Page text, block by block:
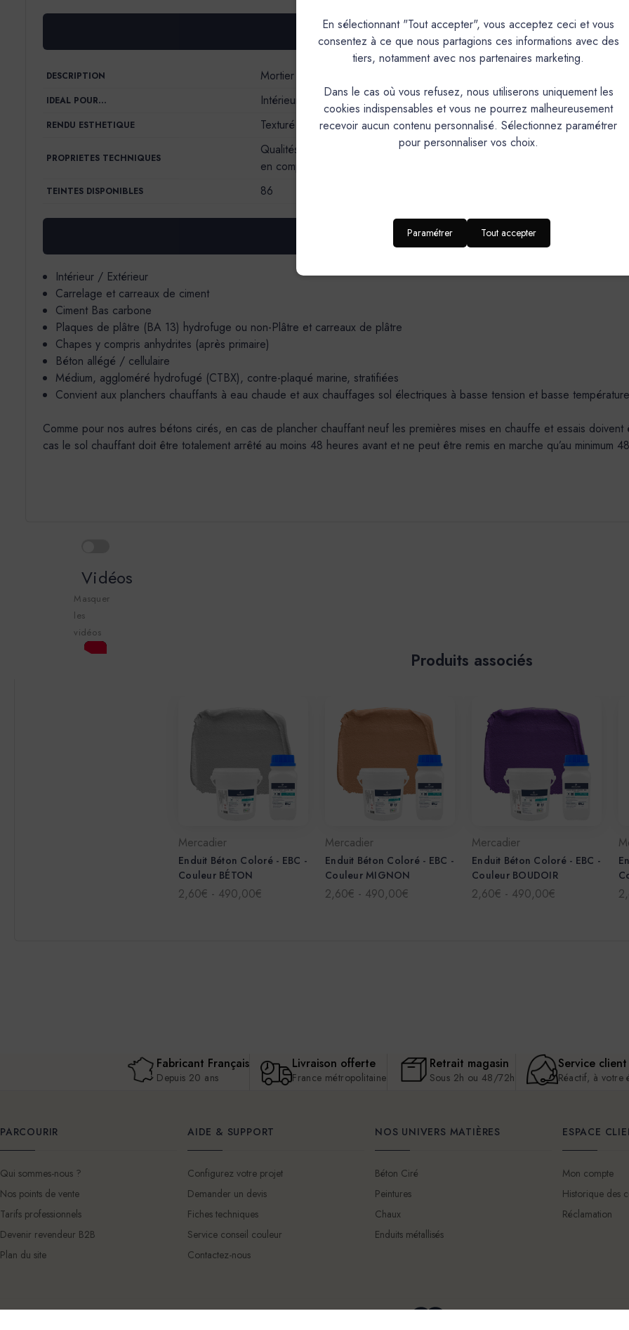
PRODUIT
DESCRIPTION Mortier décoratif de finition, teinté dans la masse, à grain très
IDEAL POUR… Intérieur/Extérieur : sol, mur, douche à l’italienne, plan de travail, plan de
RENDU ESTHETIQUE Texturé ou uniforme en fonction du geste de l’applicateur.
PROPRIETES TECHNIQUES
Qualités d’accroche exceptionnelles sur la plupart des supports. Propriétés
en compression, abrasion TABER, poinçonnement ZWICK.
TEINTES DISPONIBLES 86
DOMAINES D’APPLICATION-SUPPORTS
Intérieur / Extérieur
Carrelage et carreaux de ciment
Ciment Bas carbone
Plaques de plâtre (BA 13) hydrofuge ou non-Plâtre et carreaux de plâtre
Chapes y compris anhydrites (après primaire)
Béton allégé / cellulaire
Médium, aggloméré hydrofugé (CTBX), contre-plaqué marine, stratifiées
Convient aux planchers chauffants à eau chaude et aux chauffages sol électriques à basse tension et basse température
Comme pour nos autres bétons cirés, en cas de plancher chauffant neuf les premières mises en chauffe et essais doivent
cas le sol chauffant doit être totalement arrêté au moins 48 heures avant et ne peut être remis en marche qu’au minimum
Vidéos
Masquer
les
vidéos
Produits associés
Mercadier
Enduit Béton Coloré - EBC -
Couleur BÉTON
2,60€ - 490,00€
Mercadier
Enduit Béton Coloré - EBC -
Couleur MIGNON
2,60€ - 490,00€
Mercadier
Enduit Béton Coloré - EBC -
Couleur BOUDOIR
2,60€ - 490,00€
Fabricant Français
Depuis 20 ans
Livraison offerte
France métropolitaine
Retrait magasin
Sous 2h ou 48/72h
Service client
Réactif, à votre
PARCOURIR
Qui sommes-nous ?
Nos points de vente
Tarifs professionnels
Devenir revendeur B2B
Plan du site
AIDE & SUPPORT
Configurez votre projet
Demander un devis
Fiches techniques
Service conseil couleur
Contactez-nous
NOS UNIVERS MATIÈRES
Béton Ciré
Peintures
Chaux
Enduits métallisés
ESPACE
Mon compte
Historique des
Réclamation
En sélectionnant "Tout accepter", vous acceptez ceci et vous
consentez à ce que nous partagions ces informations avec des
tiers, notamment avec nos partenaires marketing.
Dans le cas où vous refusez, nous utiliserons uniquement les
cookies indispensables et vous ne pourrez malheureusement
recevoir aucun contenu personnalisé. Sélectionnez paramétrer
pour personnaliser vos choix.
Paramétrer Tout accepter